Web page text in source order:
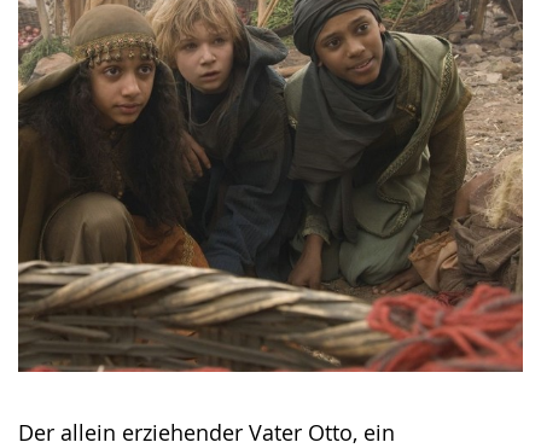
Der allein erziehender Vater Otto, ein